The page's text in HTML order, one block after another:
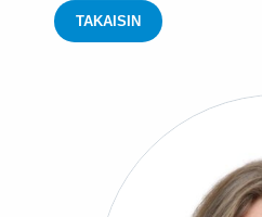
TAKAISIN